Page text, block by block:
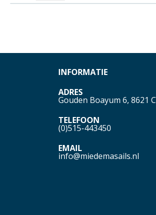
INFORMATIE
ADRES
Gouden Boayum 6, 8621
TELEFOON
(0)515-443450
EMAIL
info@miedemasails.nl